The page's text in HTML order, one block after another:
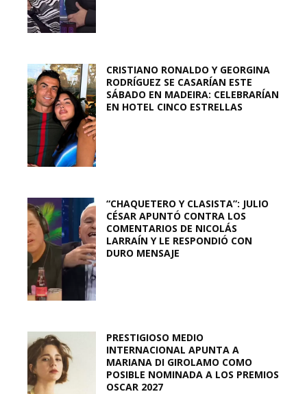
CRISTIANO RONALDO Y GEORGINA
RODRÍGUEZ SE CASARÍAN ESTE
SÁBADO EN MADEIRA: CELEBRARÍAN
EN HOTEL CINCO ESTRELLAS
“CHAQUETERO Y CLASISTA”: JULIO
CÉSAR APUNTÓ CONTRA LOS
COMENTARIOS DE NICOLÁS
LARRAÍN Y LE RESPONDIÓ CON
DURO MENSAJE
PRESTIGIOSO MEDIO
INTERNACIONAL APUNTA A
MARIANA DI GIROLAMO COMO
POSIBLE NOMINADA A LOS PREMIOS
OSCAR 2027